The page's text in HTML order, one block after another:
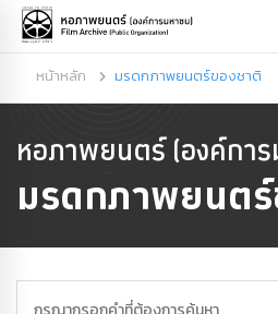
หน้าหลัก มรดกภาพยนตร์ของชาติ
หอภาพยนตร์ (องค์กา
มรดกภาพยนต